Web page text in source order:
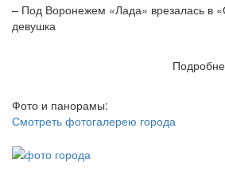
– Под Воронежем «Лада» врезалась в
девушка
Фото и панорамы:
Смотреть фотогалерею города